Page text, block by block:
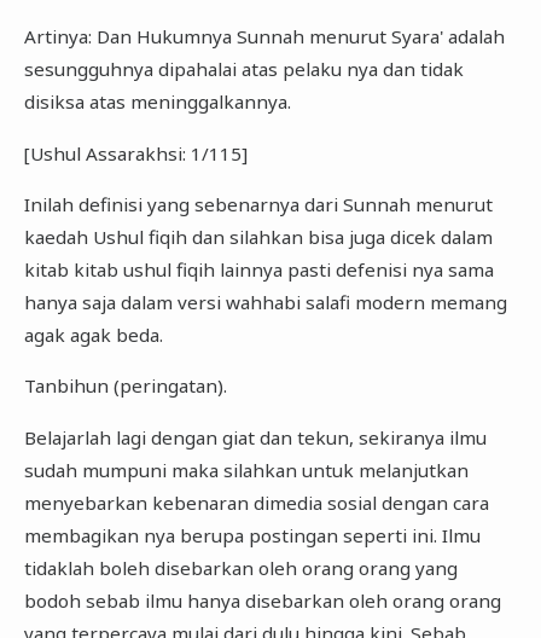
Artinya: Dan Hukumnya Sunnah menurut Syara' adalah
sesungguhnya dipahalai atas pelaku nya dan tidak
disiksa atas meninggalkannya.
[Ushul Assarakhsi: 1/115]
Inilah definisi yang sebenarnya dari Sunnah menurut
kaedah Ushul fiqih dan silahkan bisa juga dicek dalam
kitab kitab ushul fiqih lainnya pasti defenisi nya sama
hanya saja dalam versi wahhabi salafi modern memang
agak agak beda.
Tanbihun (peringatan).
Belajarlah lagi dengan giat dan tekun, sekiranya ilmu
sudah mumpuni maka silahkan untuk melanjutkan
menyebarkan kebenaran dimedia sosial dengan cara
membagikan nya berupa postingan seperti ini. Ilmu
tidaklah boleh disebarkan oleh orang orang yang
bodoh sebab ilmu hanya disebarkan oleh orang orang
yang terpercaya mulai dari dulu hingga kini. Sebab,